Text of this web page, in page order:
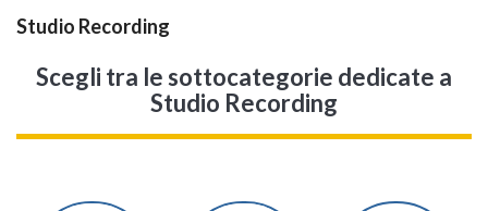
Studio Recording
Scegli tra le sottocategorie dedicate a
Studio Recording